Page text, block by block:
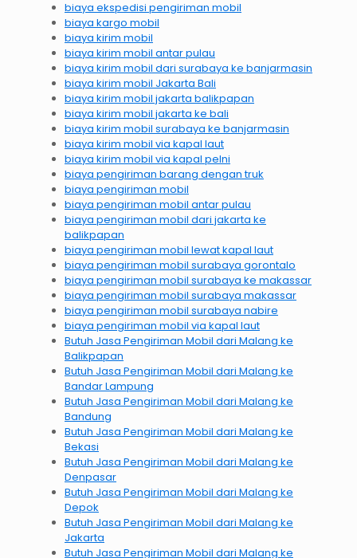
biaya ekspedisi pengiriman mobil
biaya kargo mobil
biaya kirim mobil
biaya kirim mobil antar pulau
biaya kirim mobil dari surabaya ke banjarmasin
biaya kirim mobil Jakarta Bali
biaya kirim mobil jakarta balikpapan
biaya kirim mobil jakarta ke bali
biaya kirim mobil surabaya ke banjarmasin
biaya kirim mobil via kapal laut
biaya kirim mobil via kapal pelni
biaya pengiriman barang dengan truk
biaya pengiriman mobil
biaya pengiriman mobil antar pulau
biaya pengiriman mobil dari jakarta ke
balikpapan
biaya pengiriman mobil lewat kapal laut
biaya pengiriman mobil surabaya gorontalo
biaya pengiriman mobil surabaya ke makassar
biaya pengiriman mobil surabaya makassar
biaya pengiriman mobil surabaya nabire
biaya pengiriman mobil via kapal laut
Butuh Jasa Pengiriman Mobil dari Malang ke
Balikpapan
Butuh Jasa Pengiriman Mobil dari Malang ke
Bandar Lampung
Butuh Jasa Pengiriman Mobil dari Malang ke
Bandung
Butuh Jasa Pengiriman Mobil dari Malang ke
Bekasi
Butuh Jasa Pengiriman Mobil dari Malang ke
Denpasar
Butuh Jasa Pengiriman Mobil dari Malang ke
Depok
Butuh Jasa Pengiriman Mobil dari Malang ke
Jakarta
Butuh Jasa Pengiriman Mobil dari Malang ke